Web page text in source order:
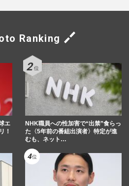
Ranking
エ
！
NHK職員への性加害で“出禁”食らっ
た〈5年前の番組出演者〉特定が進
むも、ネット…